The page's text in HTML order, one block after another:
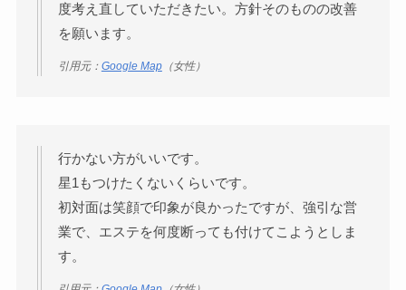
度考え直していただきたい。方針そのものの改善
を願います。
引用元： Google Map（女性）
行かない方がいいです。
星1もつけたくないくらいです。
初対面は笑顔で印象が良かったですが、強引な営
業で、エステを何度断っても付けてこようとしま
す。